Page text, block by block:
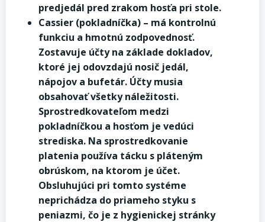
predjedál pred zrakom hosťa pri stole.
Cassier (pokladníčka) – má kontrolnú
funkciu a hmotnú zodpovednosť.
Zostavuje účty na základe dokladov,
ktoré jej odovzdajú nosič jedál,
nápojov a bufetár. Účty musia
obsahovať všetky náležitosti.
Sprostredkovateľom medzi
pokladníčkou a hosťom je vedúci
strediska. Na sprostredkovanie
platenia používa tácku s pláteným
obrúskom, na ktorom je účet.
Obsluhujúci pri tomto systéme
neprichádza do priameho styku s
peniazmi, čo je z hygienickej stránky